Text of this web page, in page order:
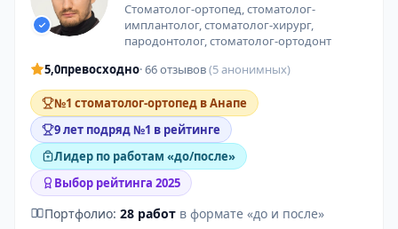
стоматолог-ортопед,стоматолог-
имплантолог,стоматолог-хирург,
пародонтолог,стоматолог-ортодонт
5,0превосходно· 66 отзывов(5 анонимных)
№1 стоматолог-ортопед в Анапе
9 лет подряд №1 в рейтинге
Лидер по работам «до/после»
Выбор рейтинга 2025
Портфолио: 28 работ в формате «до и после»